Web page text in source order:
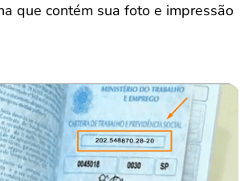
que contém sua foto e impressão